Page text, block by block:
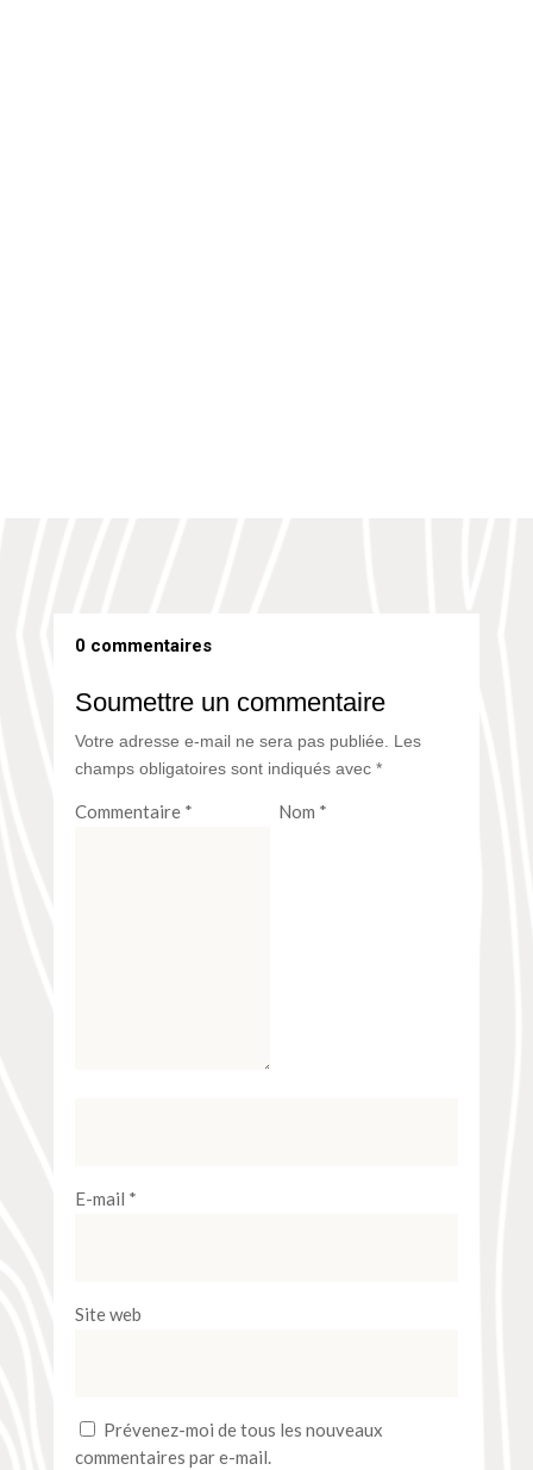
0 commentaires
Soumettre un commentaire
Votre adresse e-mail ne sera pas publiée.
Les
champs obligatoires sont indiqués avec *
Commentaire * Nom *
E-mail *
Site web
Prévenez-moi de tous les nouveaux
commentaires par e-mail.